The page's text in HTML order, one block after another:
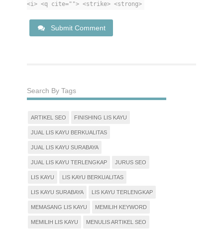
<i> <q cite=""> <strike> <strong>
Submit Comment
Search By Tags
ARTIKEL SEO FINISHING LIS KAYU
JUAL LIS KAYU BERKUALITAS
JUAL LIS KAYU SURABAYA
JUAL LIS KAYU TERLENGKAP JURUS SEO
LIS KAYU LIS KAYU BERKUALITAS
LIS KAYU SURABAYA LIS KAYU TERLENGKAP
MEMASANG LIS KAYU MEMILIH KEYWORD
MEMILIH LIS KAYU MENULIS ARTIKEL SEO